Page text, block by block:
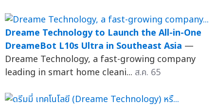
Dreame Technology to Launch the All-in-One
DreameBot L10s Ultra in Southeast Asia —
Dreame Technology, a fast-growing company
leading in smart home cleani... ส.ค. 65